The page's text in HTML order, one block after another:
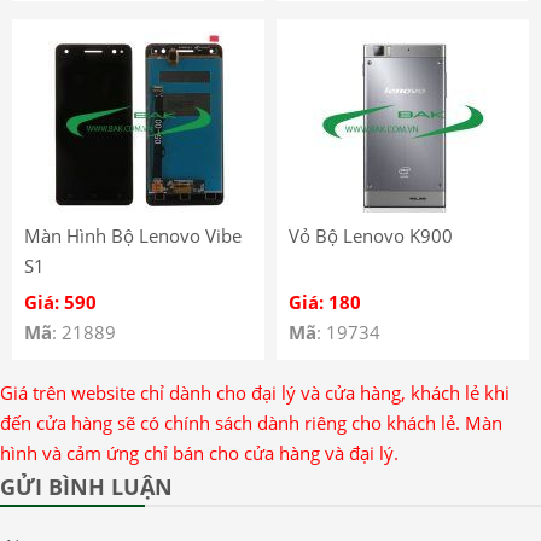
Màn Hình Bộ Lenovo Vibe
S1
Giá: 590
Mã: 21889
Vỏ Bộ Lenovo K900
Giá: 180
Mã: 19734
Giá trên website chỉ dành cho đại lý và cửa hàng, khách lẻ khi
đến cửa hàng sẽ có chính sách dành riêng cho khách lẻ. Màn
hình và cảm ứng chỉ bán cho cửa hàng và đại lý.
GỬI BÌNH LUẬN